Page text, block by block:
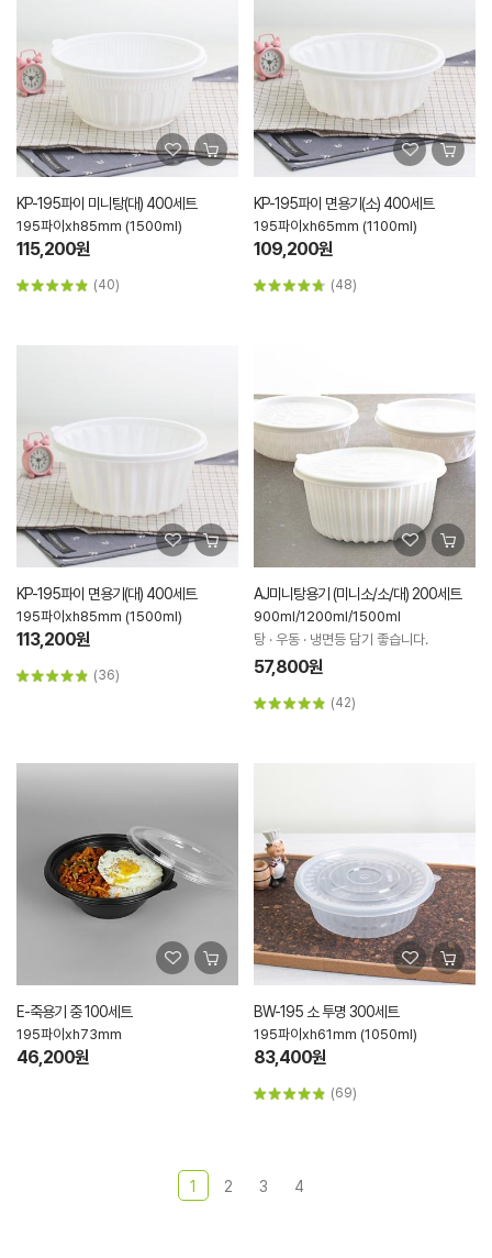
KP-195파이 미니탕(대) 400세트
195파이xh85mm (1500ml)
115,200원
(40)
KP-195파이 면용기(소) 400세트
195파이xh65mm (1100ml)
109,200원
(48)
KP-195파이 면용기(대) 400세트
195파이xh85mm (1500ml)
113,200원
(36)
AJ미니탕용기 (미니소/소/대) 200세트
900ml/1200ml/1500ml
탕 · 우동 · 냉면등 담기 좋습니다.
57,800원
(42)
E-죽용기 중 100세트
195파이xh73mm
46,200원
BW-195 소 투명 300세트
195파이xh61mm (1050ml)
83,400원
(69)
1 2 3 4